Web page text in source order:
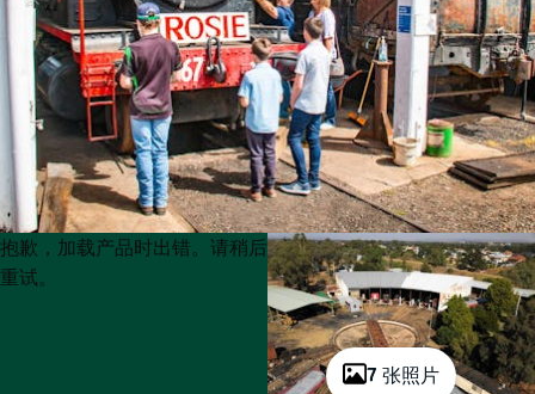
7 张照片
Product
List
Product
List
抱歉，加载产品时出错。请稍后
重试。